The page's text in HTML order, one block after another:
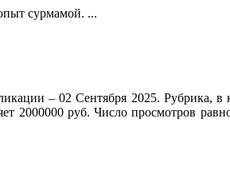
сурмамой. ...
– 02 Сентября 2025. Рубрика, в
2000000 руб. Число просмотров